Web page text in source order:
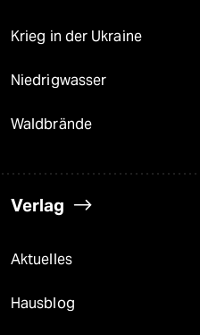
Krieg in der Ukraine
Niedrigwasser
Waldbrände
Verlag
Aktuelles
Hausblog